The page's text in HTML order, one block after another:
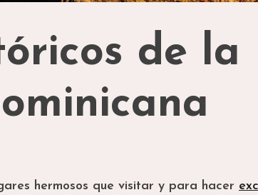
de la
hermosos que visitar y para hacer